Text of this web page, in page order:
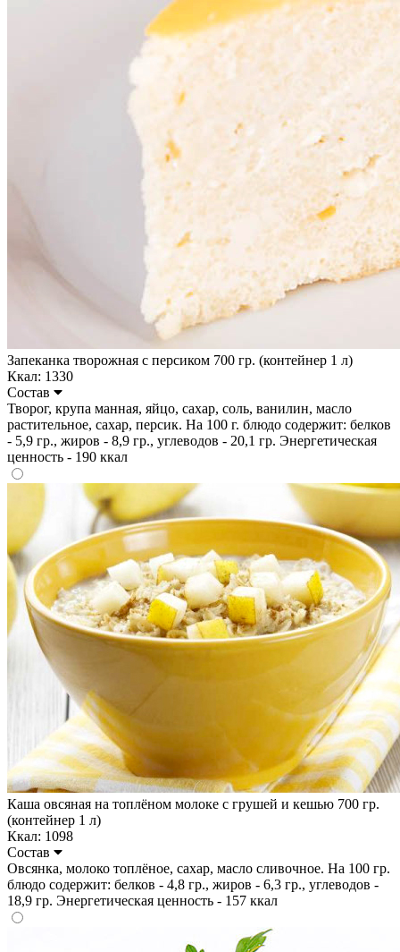
Запеканка творожная с персиком 700 гр. (контейнер 1 л)
Ккал: 1330
Состав
Творог, крупа манная, яйцо, сахар, соль, ванилин, масло
растительное, сахар, персик. На 100 г. блюдо содержит: белков
- 5,9 гр., жиров - 8,9 гр., углеводов - 20,1 гр. Энергетическая
ценность - 190 ккал
Каша овсяная на топлёном молоке с грушей и кешью 700 гр.
(контейнер 1 л)
Ккал: 1098
Состав
Овсянка, молоко топлёное, сахар, масло сливочное. На 100 гр.
блюдо содержит: белков - 4,8 гр., жиров - 6,3 гр., углеводов -
18,9 гр. Энергетическая ценность - 157 ккал